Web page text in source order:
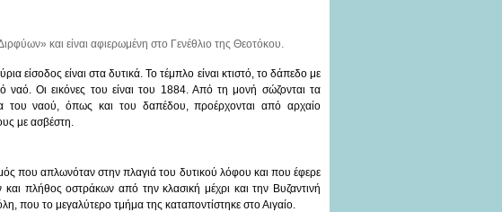
και είναι αφιερωμένη στο Γενέθλιο της Θεοτόκου.
είσοδος είναι στα δυτικά. Το τέμπλο είναι κτιστό, το δάπεδο με
ναό. Οι εικόνες του είναι του 1884. Από τη μονή σώζονται τα
του ναού, όπως και του δαπέδου, προέρχονται από αρχαίο
με ασβέστη.
που απλωνόταν στην πλαγιά του δυτικού λόφου και που έφερε
πλήθος οστράκων από την κλασική μέχρι και την Βυζαντινή
που το μεγαλύτερο τμήμα της καταποντίστηκε στο Αιγαίο.